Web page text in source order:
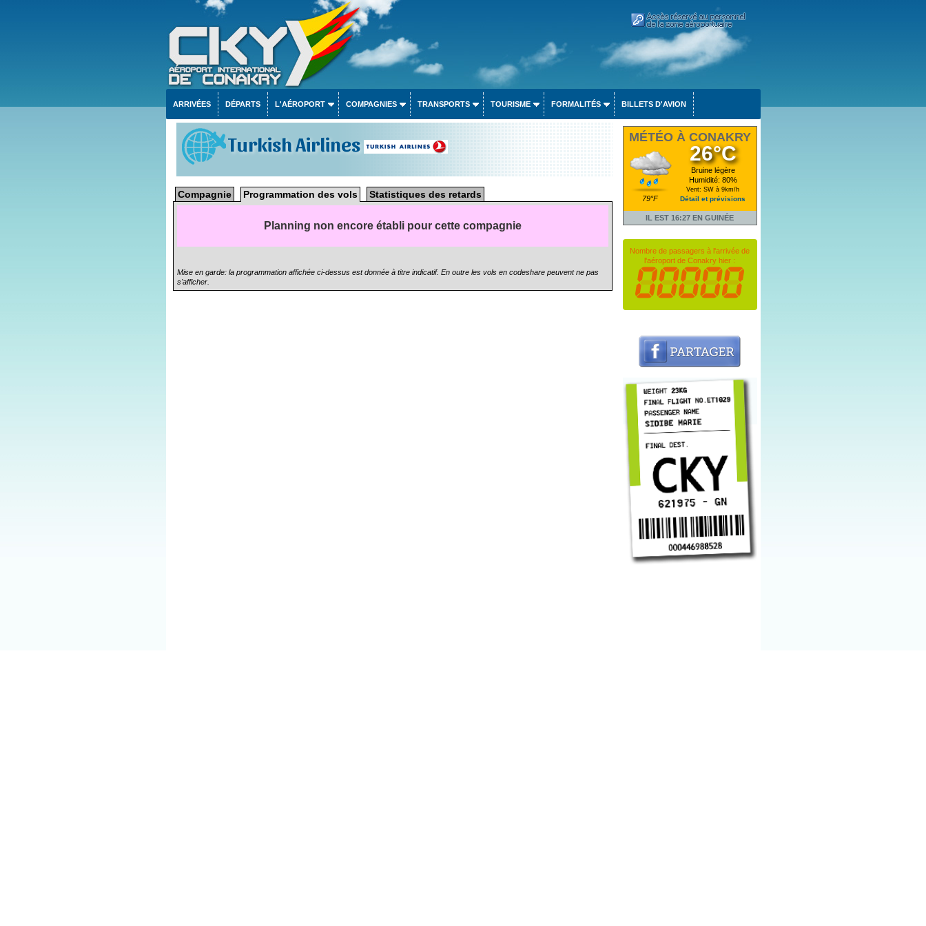
ARRIVÉES DÉPARTS L'AÉROPORT COMPAGNIES TRANSPORTS TOURISME FORMALITÉS BILLETS D'AVION
Turkish Airlines
Compagnie Programmation des vols Statistiques des retards
Planning non encore établi pour cette compagnie
Mise en garde: la programmation affichée ci-dessus est donnée à titre indicatif. En outre les vols en codeshare peuvent ne pas
s'afficher.
MÉTÉO À CONAKRY
79°F
26°C
Bruine légère
Humidité: 80%
Vent: SW à 9km/h
Détail et prévisions
IL EST 16:27 EN GUINÉE
Nombre de passagers à l'arrivée de
l'aéroport de Conakry hier :